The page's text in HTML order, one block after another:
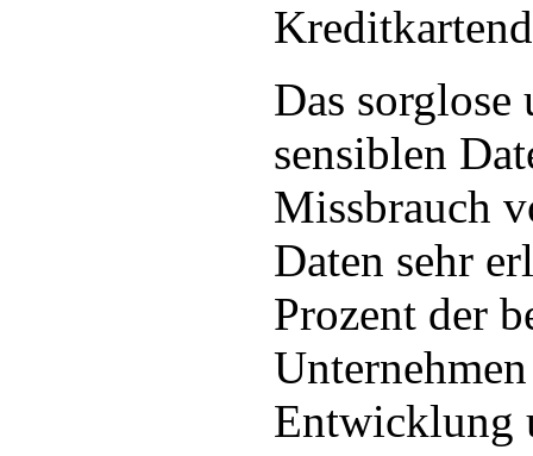
Das sorglose
sensiblen
Missbrauch
Daten sehr
Prozent der
Entwicklung